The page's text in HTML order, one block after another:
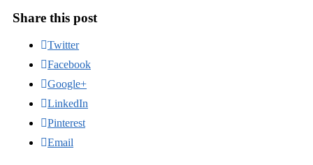
Share this post
Twitter
Facebook
Google+
LinkedIn
Pinterest
Email